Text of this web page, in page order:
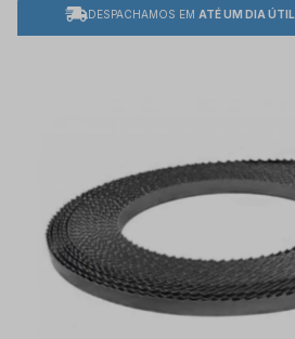
DESPACHAMOS EM ATÉ UM DIA ÚTIL